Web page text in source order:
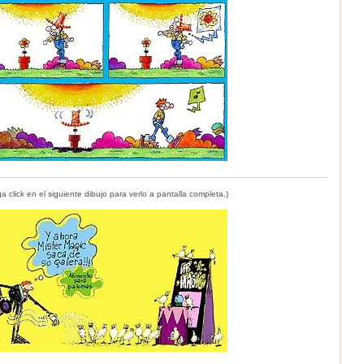
click en el siguiente dibujo para verlo a pantalla completa.)